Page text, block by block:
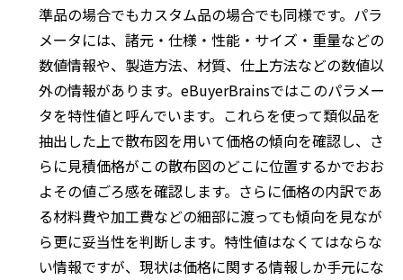
準品の場合でもカスタム品の場合でも同様です。パラ
メータには、諸元・仕様・性能・サイズ・重量などの
数値情報や、製造方法、材質、仕上方法などの数値以
外の情報があります。eBuyerBrainsではこのパラメー
タを特性値と呼んでいます。これらを使って類似品を
抽出した上で散布図を用いて価格の傾向を確認し、さ
らに見積価格がこの散布図のどこに位置するかでおお
よその値ごろ感を確認します。さらに価格の内訳であ
る材料費や加工費などの細部に渡っても傾向を見なが
ら更に妥当性を判断します。特性値はなくてはならな
い情報ですが、現状は価格に関する情報しか手元にな